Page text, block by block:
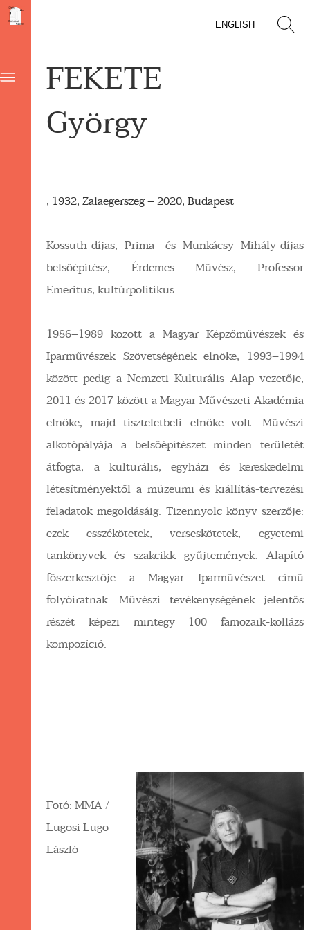
ENGLISH
FEKETE
György
, 1932, Zalaegerszeg – 2020, Budapest
Kossuth-díjas, Prima- és Munkácsy Mihály-díjas
belsőépítész, Érdemes Művész, Professor
Emeritus, kultúrpolitikus
1986–1989 között a Magyar Képzőművészek és
Iparművészek Szövetségének elnöke, 1993–1994
között pedig a Nemzeti Kulturális Alap vezetője,
2011 és 2017 között a Magyar Művészeti Akadémia
elnöke, majd tiszteletbeli elnöke volt. Művészi
alkotópályája a belsőépítészet minden területét
átfogta, a kulturális, egyházi és kereskedelmi
létesítményektől a múzeumi és kiállítás-tervezési
feladatok megoldásáig. Tizennyolc könyv szerzője:
ezek esszékötetek, verseskötetek, egyetemi
tankönyvek és szakcikk gyűjtemények. Alapító
főszerkesztője a Magyar
Iparművészet című
folyóiratnak. Művészi tevékenységének jelentős
részét képezi mintegy 100 famozaik-kollázs
kompozíció.
Fotó: MMA /
Lugosi Lugo
László